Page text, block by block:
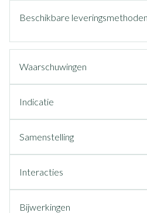
Beschikbare leveringsmethoden
Waarschuwingen
Indicatie
Samenstelling
Interacties
Bijwerkingen